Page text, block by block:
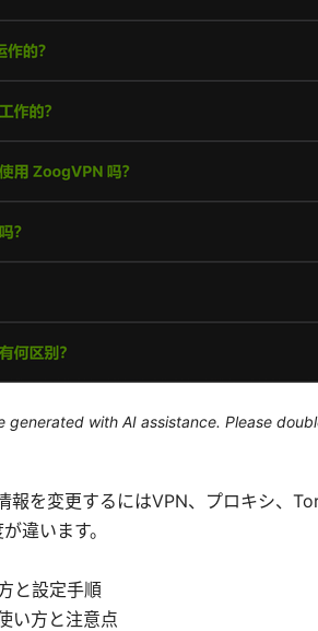
generated with AI assistance. Please
を変更するにはVPN、プロキシ、
違います。
と設定手順
い方と注意点